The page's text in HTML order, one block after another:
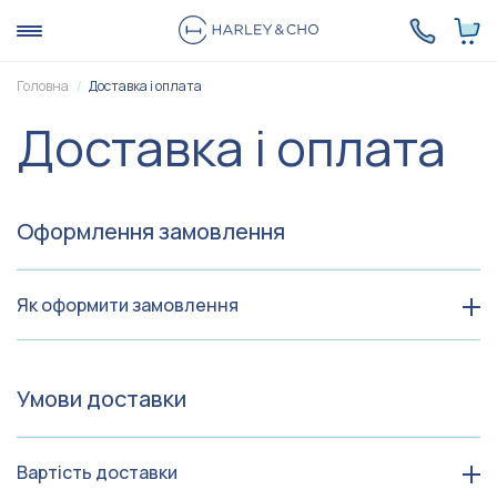
Головна Доставка і оплата
Доставка і оплата
Оформлення замовлення
Як оформити замовлення
Умови доставки
Вартість доставки